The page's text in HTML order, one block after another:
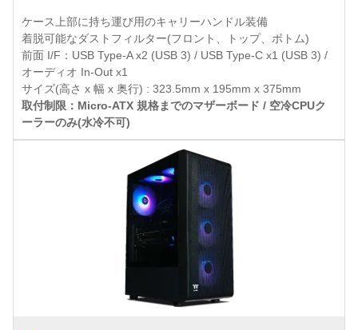
ケース上部に持ち運び用のキャリーハンドル装備
着脱可能なダストフィルター(フロント、トップ、ボトム)
前面 I/F：USB Type-A x2 (USB 3) / USB Type-C x1 (USB 3) /
オーディオ In-Out x1
サイズ(高さ x 幅 x 奥行) : 323.5mm x 195mm x 375mm
取付制限：Micro-ATX 規格までのマザーボード / 空冷CPUク
ーラーのみ(水冷不可)